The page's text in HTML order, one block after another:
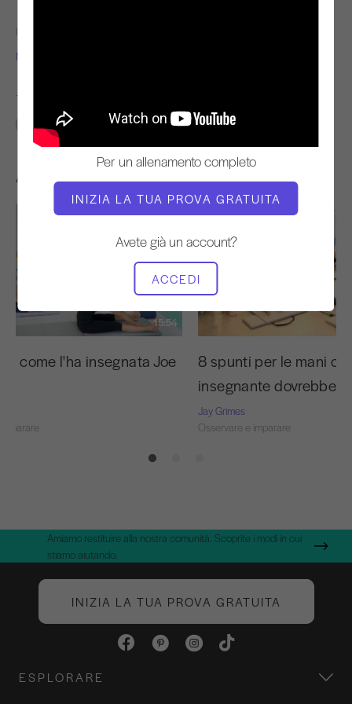
Per un allenamento completo
INIZIA LA TUA PROVA GRATUITA
Avete già un account?
ACCEDI
INSEGNANTE
Molly Niles Renshaw
TROVA CLASSI SIMILI PER
0 - 10 min
Altri allenamenti che potrebbero piacervi
15:54
C come l'ha insegnata Joe
8 spunti per le mani
insegnante dovrebbe
Jay Grimes
Osservare e imparare
Amiamo restituire alla nostra comunità. Scoprite i modi in cui
stiamo aiutando.
INIZIA LA TUA PROVA GRATUITA
ESPLORARE